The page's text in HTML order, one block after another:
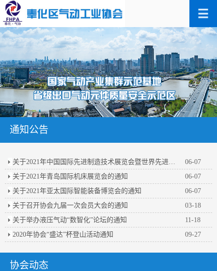
通知公告
06-07
关于2021年青岛国际机床展览会的通知
06-07
关于2021年亚太国际智能装备博览会的通知
06-07
关于召开协会九届一次会员大会的通知
03-18
关于举办液压气动“数智化”论坛的通知
11-18
2020年协会“盛达”杯登山活动通知
09-27
协会动态